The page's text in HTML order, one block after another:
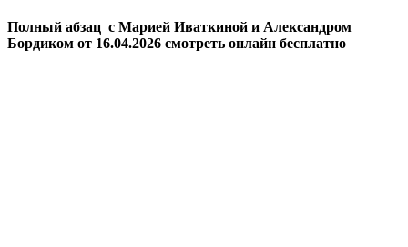
Полный абзац с Марией Иваткиной и Александром
Бордиком от 16.04.2026 смотреть онлайн бесплатно